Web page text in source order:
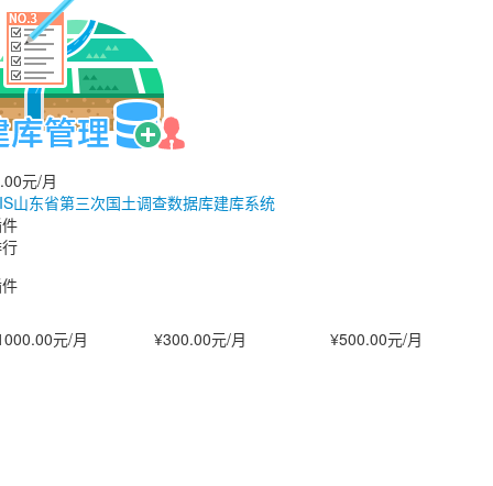
元/月
山东省第三次国土调查数据库建库系统
元/月 ¥300.00元/月 ¥500.00元/月